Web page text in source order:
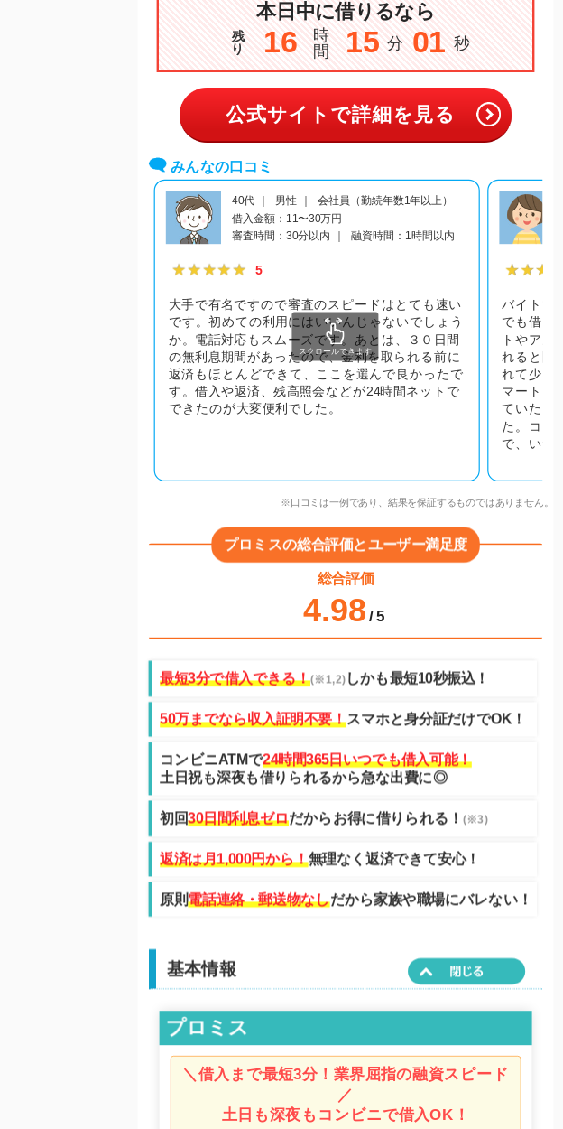
本日中に借りるなら
残
り
16
時
間
15 分 00 秒
公式サイトで詳細を見る
みんなの口コミ
40代 ｜ 男性 ｜ 会社員（勤続年数1年以上）
借入金額：11〜30万円
審査時間：30分以内 ｜ 融資時間：1時間以内
★★★★★
★★★★★ 5
大手で有名ですので審査のスピードはとても速い
です。初めての利用にはいいんじゃないでしょう
か。電話対応もスムーズです。あとは、３０日間
の無利息期間があったので、金利を取られる前に
返済もほとんどできて、ここを選んで良かったで
す。借入や返済、残高照会などが24時間ネットで
できたのが大変便利でした。
バイトで
でも借り
トやアル
れると聞
れて少し
マートフ
ていたコ
た。コン
で、いつ
スクロールできます
※口コミは一例であり、結果を保証するものではありません。
プロミスの総合評価とユーザー満足度
総合評価
4.98 /5
最短3分で借入できる！(※1,2) しかも最短10秒振込！
50万までなら収入証明不要！スマホと身分証だけでOK！
コンビニATMで24時間365日いつでも借入可能！
土日祝も深夜も借りられるから急な出費に◎
初回30日間利息ゼロだからお得に借りられる！ (※3)
返済は月1,000円から！無理なく返済できて安心！
原則電話連絡・郵送物なしだから家族や職場にバレない！
基本情報
プロミス
＼借入まで最短3分！業界屈指の融資スピード
／
土日も深夜もコンビニで借入OK！